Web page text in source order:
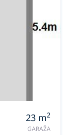
23 m2
GARAŽA